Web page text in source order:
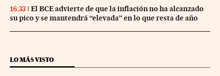
16:33
El BCE advierte de que la inflación no ha alcanzado
su pico y se mantendrá “elevada” en lo que resta de año
LO MÁS VISTO